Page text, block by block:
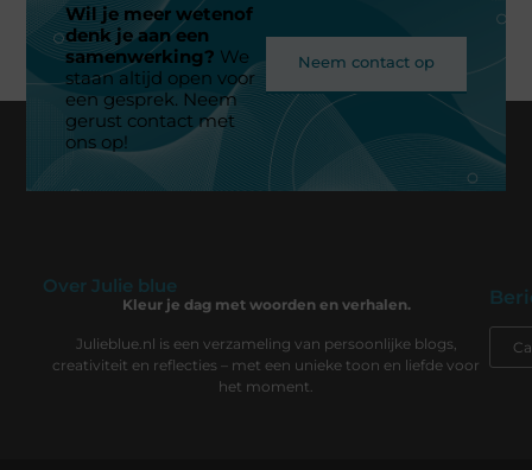
Wil je meer wetenof
denk je aan een
samenwerking? We
staan altijd open voor
een gesprek. Neem
gerust contact met
ons op!
Neem contact op
Over Julie blue
Kleur je dag met woorden en verhalen.
Julieblue.nl is een verzameling van persoonlijke blogs,
creativiteit en reflecties – met een unieke toon en liefde voor
het moment.